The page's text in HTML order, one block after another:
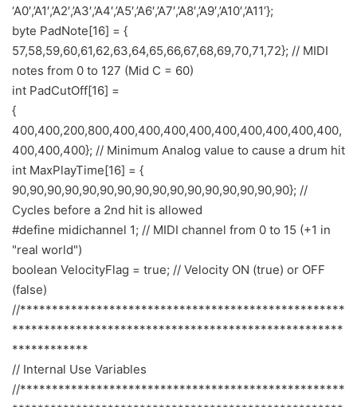
‘A0′,’A1′,’A2′,’A3′,’A4′,’A5′,’A6′,’A7′,’A8′,’A9′,’A10′,’A11’};
byte PadNote[16] = {
57,58,59,60,61,62,63,64,65,66,67,68,69,70,71,72}; // MIDI
notes from 0 to 127 (Mid C = 60)
int PadCutOff[16] =
{
400,400,200,800,400,400,400,400,400,400,400,400,400,
400,400,400}; // Minimum Analog value to cause a drum hit
int MaxPlayTime[16] = {
90,90,90,90,90,90,90,90,90,90,90,90,90,90,90,90}; //
Cycles before a 2nd hit is allowed
#define midichannel 1; // MIDI channel from 0 to 15 (+1 in
"real world")
boolean VelocityFlag = true; // Velocity ON (true) or OFF
(false)
//***************************************************
****************************************************
************
// Internal Use Variables
//***************************************************